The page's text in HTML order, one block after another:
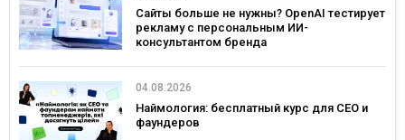
Сайты больше не нужны? OpenAI тестирует
рекламу с персональным ИИ-
консультантом бренда
04.08.2026
Наймология: бесплатный курс для CEO и
фаундеров